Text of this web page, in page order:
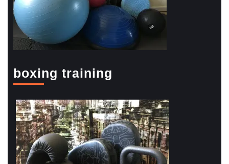
boxing training